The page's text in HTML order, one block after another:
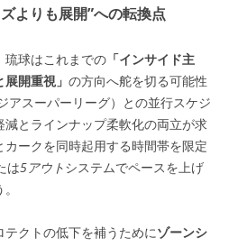
よりも展開”への転換点
琉球はこれまでの 「インサイド主
開重視」 の方向へ舵を切る可能性
アスーパーリーグ）との並行スケジ
減とラインナップ柔軟化の両立が求
ークを同時起用する時間帯を限定
は5アウトシステムでペースを上げ
クトの低下を補うためにゾーンシ